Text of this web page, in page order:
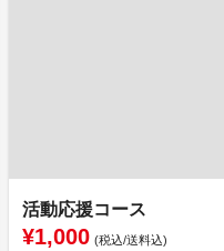
活動応援コース
¥1,000 (税込/送料込)